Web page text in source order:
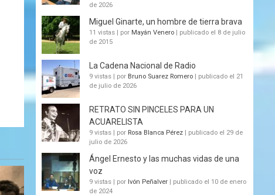
de 2026
Miguel Ginarte, un hombre de tierra brava
11 vistas | por Mayán Venero | publicado el 8 de julio
de 2015
La Cadena Nacional de Radio
9 vistas | por Bruno Suarez Romero | publicado el 21
de julio de 2026
RETRATO SIN PINCELES PARA UN
ACUARELISTA
9 vistas | por Rosa Blanca Pérez | publicado el 29 de
julio de 2026
Ángel Ernesto y las muchas vidas de una
voz
9 vistas | por Ivón Peñalver | publicado el 10 de enero
de 2024